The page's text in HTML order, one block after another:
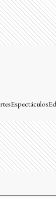
Espectáculos